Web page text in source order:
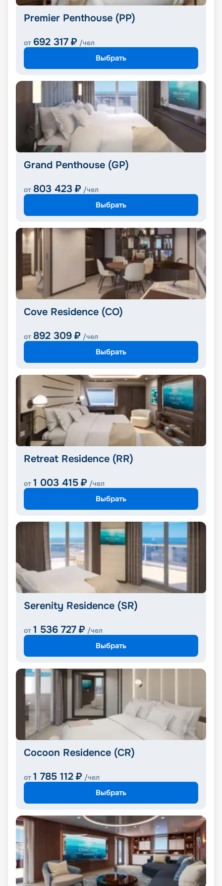
Premier Penthouse (PP)
от 692 317 ₽ /чел
Выбрать
Grand Penthouse (GP)
от 803 423 ₽ /чел
Выбрать
Cove Residence (CO)
от 892 309 ₽ /чел
Выбрать
Retreat Residence (RR)
от 1 003 415 ₽ /чел
Выбрать
Serenity Residence (SR)
от 1 536 727 ₽ /чел
Выбрать
Cocoon Residence (CR)
от 1 785 112 ₽ /чел
Выбрать